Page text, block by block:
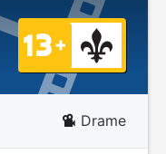
Drame